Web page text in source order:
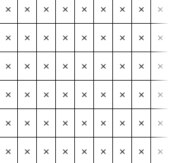
✕ ✕ ✕ ✕ ✕ ✕ ✕ ✕ ✕
✕ ✕ ✕ ✕ ✕ ✕ ✕ ✕ ✕
✕ ✕ ✕ ✕ ✕ ✕ ✕ ✕ ✕
✕ ✕ ✕ ✕ ✕ ✕ ✕ ✕ ✕
✕ ✕ ✕ ✕ ✕ ✕ ✕ ✕ ✕
✕ ✕ ✕ ✕ ✕ ✕ ✕ ✕ ✕